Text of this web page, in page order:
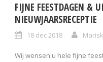
FIJNE FEESTDAGEN &
NIEUWJAARSRECEPTIE
18 dec 2018
Wij wensen u hele fijne